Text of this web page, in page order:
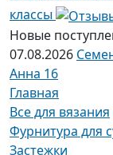
классы
Новые
07.08.2026
Анна 16
Главная
Все для вязания
Фурнитура для
Застежки